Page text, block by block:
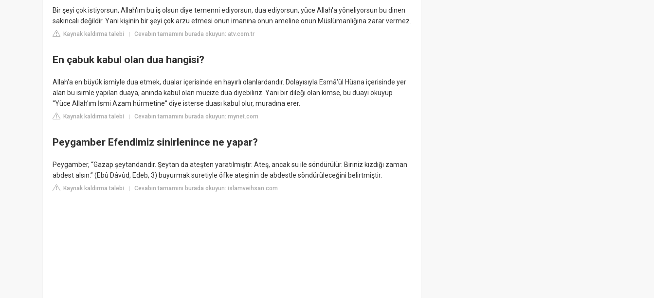
Bir şeyi çok istiyorsun, Allah'ım bu iş olsun diye temenni ediyorsun, dua ediyorsun, yüce Allah'a yöneliyorsun bu dinen
sakıncalı değildir. Yani kişinin bir şeyi çok arzu etmesi onun imanına onun ameline onun Müslümanlığına zarar vermez.
Kaynak kaldırma talebi | Cevabın tamamını burada okuyun: atv.com.tr
En çabuk kabul olan dua hangisi?
Allah'a en büyük ismiyle dua etmek, dualar içerisinde en hayırlı olanlardandır. Dolayısıyla Esmâ'ül Hüsna içerisinde yer
alan bu isimle yapılan duaya, anında kabul olan mucize dua diyebiliriz. Yani bir dileği olan kimse, bu duayı okuyup
''Yüce Allah'ım İsmi Azam hürmetine'' diye isterse duası kabul olur, muradına erer.
Kaynak kaldırma talebi | Cevabın tamamını burada okuyun: mynet.com
Peygamber Efendimiz sinirlenince ne yapar?
Peygamber, “Gazap şeytandandır. Şeytan da ateşten yaratılmıştır. Ateş, ancak su ile söndürülür. Biriniz kızdığı zaman
abdest alsın.” (Ebû Dâvûd, Edeb, 3) buyurmak suretiyle öfke ateşinin de abdestle söndürüleceğini belirtmiştir.
Kaynak kaldırma talebi | Cevabın tamamını burada okuyun: islamveihsan.com